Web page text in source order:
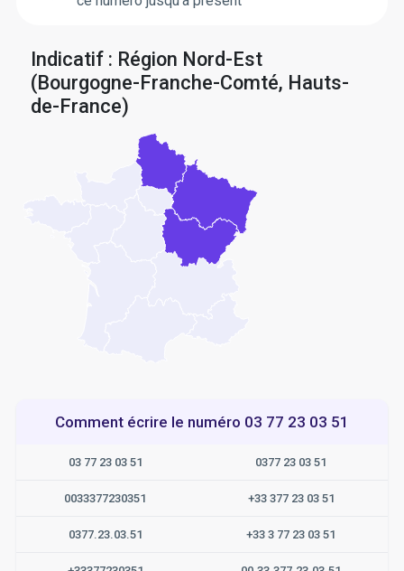
Indicatif : Région Nord-Est
(Bourgogne-Franche-Comté, Hauts-
de-France)
Comment écrire le numéro 03 77 23 03 51
03 77 23 03 51 0377 23 03 51
0033377230351 +33 377 23 03 51
0377.23.03.51 +33 3 77 23 03 51